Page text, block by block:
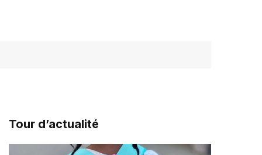
Tour d’actualité